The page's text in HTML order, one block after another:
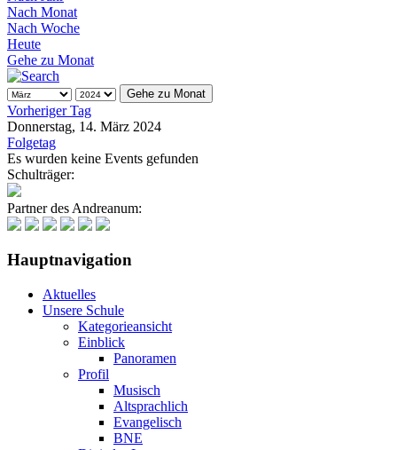
Nach Monat
Nach Woche
Heute
Gehe zu Monat
Gehe zu Monat
Vorheriger Tag
Donnerstag, 14. März 2024
Folgetag
Es wurden keine Events gefunden
Schulträger:
Partner des Andreanum:
Hauptnavigation
Aktuelles
Unsere Schule
Kategorieansicht
Einblick
Panoramen
Profil
Musisch
Altsprachlich
Evangelisch
BNE